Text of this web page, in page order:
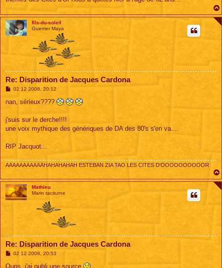
fils-du-soleil
Guerrier Maya
Re: Disparition de Jacques Cardona
M
s
g
02 12 2008, 20:12
nan, sérieux????
j'suis sur le derche!!!!
une voix mythique des génériques de DA des 80's s'en va....
RIP Jacquot...
AAAAAAAAAAAHAHAHAHAH ESTEBAN ZIA TAO LES CITES D'OOOOOOOOOOR
Mathieu
Marin taciturne
Re: Disparition de Jacques Cardona
M
s
02 12 2008, 20:53
Oups, j'ai oubli une source